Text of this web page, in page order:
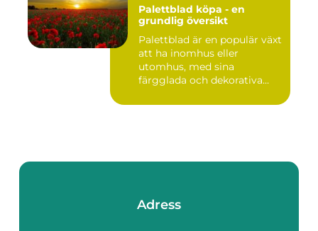
Palettblad köpa - en
grundlig översikt
Palettblad är en populär växt
att ha inomhus eller
utomhus, med sina
färgglada och dekorativa
Adress